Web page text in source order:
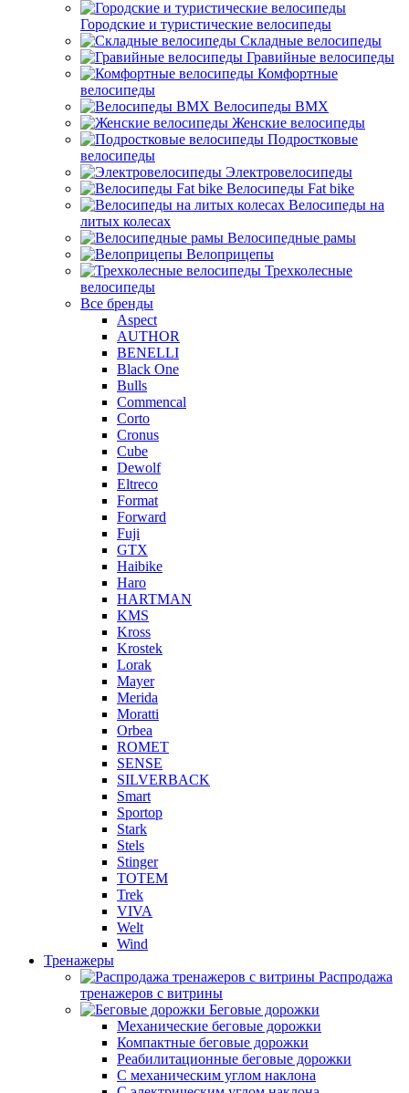
Городские и туристические велосипеды
Складные велосипеды
Гравийные велосипеды
Комфортные
велосипеды
Велосипеды BMX
Женские велосипеды
Подростковые
велосипеды
Электровелосипеды
Велосипеды Fat bike
Велосипеды на
литых колесах
Велосипедные рамы
Велоприцепы
Трехколесные
велосипеды
Все бренды
Aspect
AUTHOR
BENELLI
Black One
Bulls
Commencal
Corto
Cronus
Cube
Dewolf
Eltreco
Format
Forward
Fuji
GTX
Haibike
Haro
HARTMAN
KMS
Kross
Krostek
Lorak
Mayer
Merida
Moratti
Orbea
ROMET
SENSE
SILVERBACK
Smart
Sportop
Stark
Stels
Stinger
TOTEM
Trek
VIVA
Welt
Wind
Тренажеры
Распродажа
тренажеров с витрины
Беговые дорожки
Механические беговые дорожки
Компактные беговые дорожки
Реабилитационные беговые дорожки
С механическим углом наклона